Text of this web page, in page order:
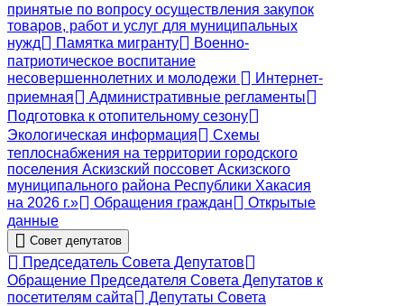
принятые по вопросу осуществления закупок
товаров, работ и услуг для муниципальных
нужд
Памятка мигранту
Военно-
патриотическое воспитание
несовершеннолетних и молодежи
Интернет-
приемная
Административные регламенты
Подготовка к отопительному сезону
Экологическая информация
Схемы
теплоснабжения на территории городского
поселения Аскизский поссовет Аскизского
муниципального района Республики Хакасия
на 2026 г.»
Обращения граждан
Открытые
данные
Совет депутатов
Председатель Совета Депутатов
Обращение Председателя Совета Депутатов к
посетителям сайта
Депутаты Совета